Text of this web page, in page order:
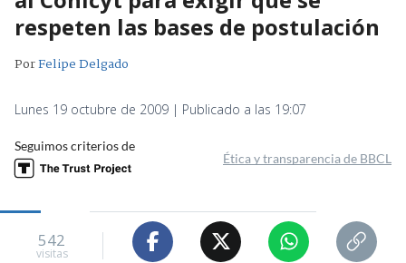
respeten las bases de postulación
PorFelipe Delgado
Lunes 19 octubre de 2009 | Publicado a las 19:07
Seguimos criterios de
Ética y transparencia de BBCL
542
visitas